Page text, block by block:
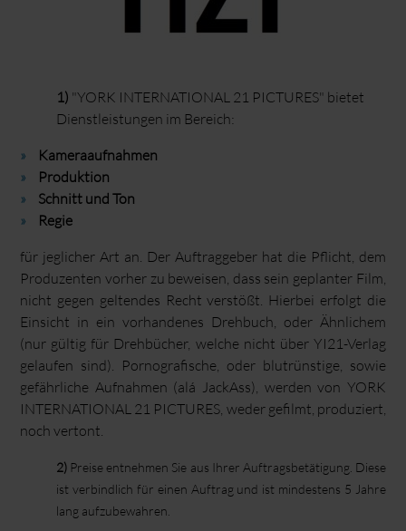
1) "YORK INTERNATIONAL 21 PICTURES" bietet
Dienstleistungen im Bereich:
Kameraaufnahmen
Produktion
Schnitt und Ton
Regie
für jeglicher Art an. Der Auftraggeber hat die Pflicht, dem
Produzenten vorher zu beweisen, dass sein geplanter Film,
nicht gegen geltendes Recht verstößt. Hierbei erfolgt die
Einsicht in ein vorhandenes Drehbuch, oder Ähnlichem
(nur gültig für Drehbücher, welche nicht über YI21-Verlag
gelaufen sind). Pornografische, oder blutrünstige, sowie
gefährliche Aufnahmen (alá JackAss), werden von YORK
INTERNATIONAL 21 PICTURES, weder gefilmt, produziert,
noch vertont.
2) Preise entnehmen Sie aus Ihrer Auftragsbetätigung. Diese
ist verbindlich für einen Auftrag und ist mindestens 5 Jahre
lang aufzubewahren.